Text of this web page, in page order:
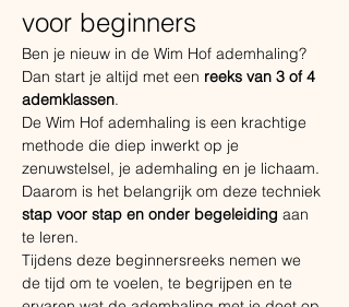
voor beginners
Ben je nieuw in de Wim Hof ademhaling?
Dan start je altijd met een reeks van 3 of 4
ademklassen.
De Wim Hof ademhaling is een krachtige
methode die diep inwerkt op je
zenuwstelsel, je ademhaling en je lichaam.
Daarom is het belangrijk om deze techniek
stap voor stap en onder begeleiding aan
te leren.
Tijdens deze beginnersreeks nemen we
de tijd om te voelen, te begrijpen en te